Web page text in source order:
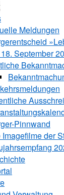
Meldungen
September
Pinnwand
Imagefilme der